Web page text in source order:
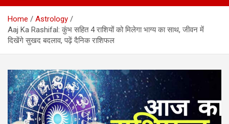
Home
Astrology
Aaj Ka Rashifal: कुंभ सहित 4 राशियों को मिलेगा भाग्य का साथ, जीवन में
दिखेंगे सुखद बदलाव, पढ़ें दैनिक राशिफल